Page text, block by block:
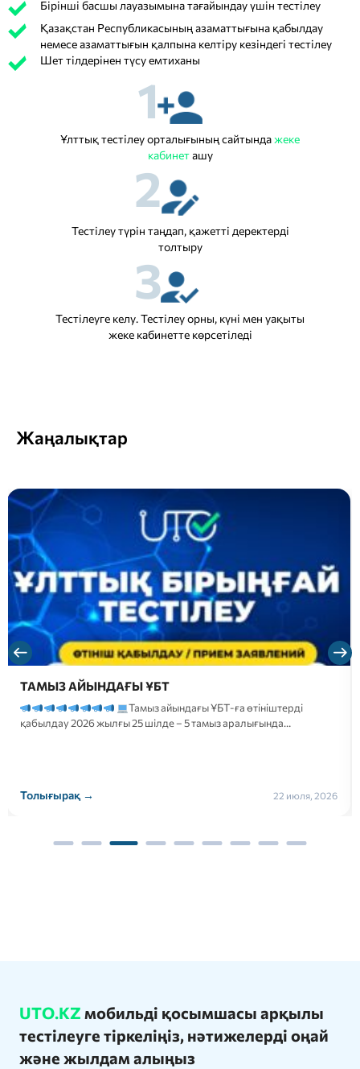
Бірінші басшы лауазымына тағайындау үшін тестілеу
Қазақстан Республикасының азаматтығына қабылдау
немесе азаматтығын қалпына келтіру кезіндегі тестілеу
Шет тілдерінен түсу емтиханы
1
Ұлттық тестілеу орталығының сайтындажеке
кабинеташу
2
Тестілеу түрін таңдап, қажетті деректерді
толтыру
3
Тестілеуге келу. Тестілеу орны, күні мен уақыты
жеке кабинетте көрсетіледі
Жаңалықтар
ТАМЫЗ АЙЫНДАҒЫ ҰБТ
Тамыз айындағы ҰБТ-ға өтініштерді
қабылдау 2026 жылғы 25 шілде – 5 тамыз аралығында…
Толығырақ → 22 июля, 2026
UTO.KZ мобильді қосымшасы арқылы
тестілеуге тіркеліңіз, нәтижелерді оңай
және жылдам алыңыз